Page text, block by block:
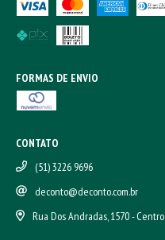
FORMAS DE ENVIO
CONTATO
(51) 3226 9696
deconto@deconto.com.br
Rua Dos Andradas, 1570 - Centro